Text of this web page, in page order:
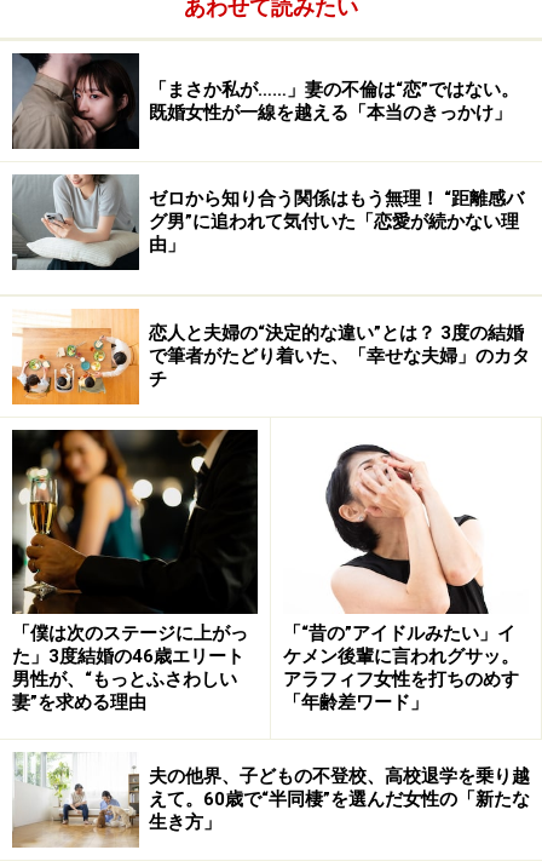
ると思う。
そこで、シンプルにして、男心を刺激する５つの秘策。
さまざまな人の話や経験による実感から厳選してピック
アップしてみたいと思う。
それは次のページででお伝えします。
い。
あわせて読みたい
「まさか私が……」妻の不倫は“恋”ではない。
既婚女性が一線を越える「本当のきっかけ」
ゼロから知り合う関係はもう無理！ “距離感バ
グ男”に追われて気付いた「恋愛が続かない理
由」
恋人と夫婦の“決定的な違い”とは？ 3度の結婚
で筆者がたどり着いた、「幸せな夫婦」のカタ
チ
「僕は次のステージに上がっ
た」3度結婚の46歳エリート
男性が、“もっとふさわしい
妻”を求める理由
「“昔の”アイドルみたい」イ
ケメン後輩に言われグサッ。
アラフィフ女性を打ちのめす
「年齢差ワード」
夫の他界、子どもの不登校、高校退学を乗り越
えて。60歳で“半同棲”を選んだ女性の「新たな
生き方」